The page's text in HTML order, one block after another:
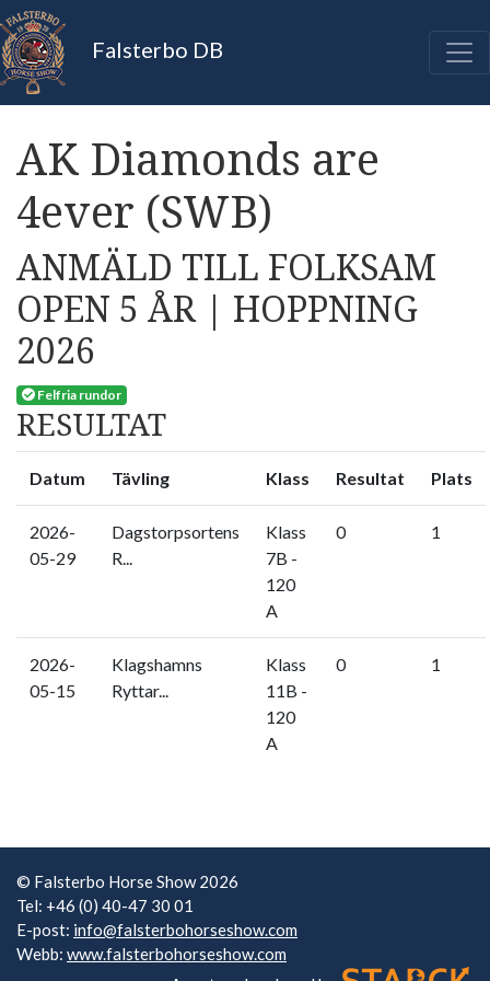
Falsterbo DB
AK Diamonds are
4ever (SWB)
ANMÄLD TILL FOLKSAM
OPEN 5 ÅR | HOPPNING
2026
Felfria rundor
RESULTAT
Datum Tävling Klass Resultat Plats
2026-
05-29
Dagstorpsortens
R...
Klass
7B -
120
A
0 1
2026-
05-15
Klagshamns
Ryttar...
Klass
11B -
120
A
0 1
© Falsterbo Horse Show 2026
Tel: +46 (0) 40-47 30 01
E-post: info@falsterbohorseshow.com
Webb: www.falsterbohorseshow.com